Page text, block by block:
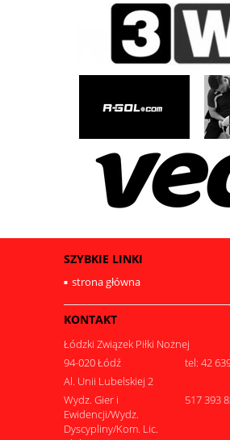
SZYBKIE LINKI
strona główna
KONTAKT
Łódzki Związek Piłki Nożnej
94-020 Łódź
tel: 42
Al. Unii Lubelskiej 2
Wydz. Gier i
Ewidencji/Wydz.
Dyscypliny/Kom. Lic.
517 393